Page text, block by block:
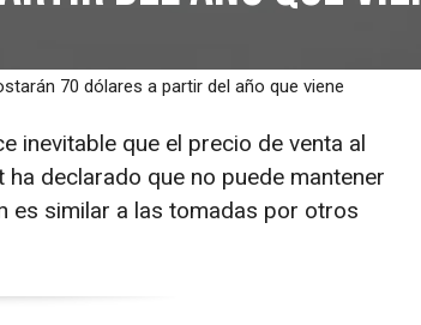
70 dólares a partir del año que viene
inevitable que el precio de venta al
declarado que no puede mantener
es similar a las tomadas por otros